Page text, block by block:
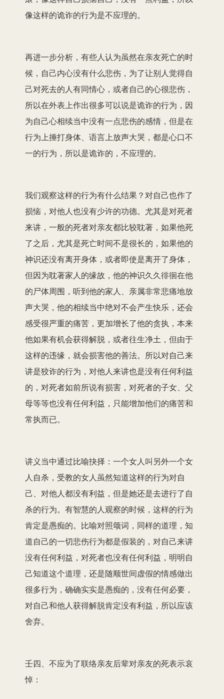
像这样的诡诈的行为是不应理的。
再进一步分析，有些人认为虽然在亲友死亡的时
候，自己内心没有什么悲伤，为了让别人觉得自
己对死去的人有同情心，或者自己的心很悲伤，
所以在外表上作出很多可以说是诡诈的行为，因
为自己心相续当中没有一点悲伤的感情，但是在
行为上捶打身体、语言上放声大哭，都是心口不
一的行为，所以是诡诈的，不应理的。
我们观察这样的行为有什么结果？对自己也作了
损恼，对他人也没有少许的功德。尤其是对死者
来讲，一般的死者对亲友都比较耽著，如果他死
了之后，尤其是死亡时间不是很长的，如果他的
神识还没有离开身体，或者即使是离开了身体，
但因为耽著家人的缘故，他的神识久久徘徊在他
的尸体周围，听到他的家人、亲属非常悲痛地放
声大哭，他的相续当中绝对不会产生快乐，还会
感受很严重的痛苦，更加增长了他的贪执，本来
他如果有机会获得解脱，或者往生净土，但由于
这样的违缘，就会损害他的善法。所以对自己来
讲是狡诈的行为，对他人来讲也是没有任何利益
的，对死者如前所说有损害，对死者的子女、父
母等等也没有任何利益，只能增加他们的痛苦和
常执而已。
讲义当中通过比喻抉择：一个女人叫另外一个女
人自杀，受教的女人虽然知道这样的行为对自
己、对他人都没有利益，但是她还是去进行了自
杀的行为。有智慧的人观察的时候，这样的行为
肯定是愚痴的。比喻对照颂词，同样的道理，知
道自己的一切悲伤行为都是假装的，对自己来讲
没有任何利益，对死者也没有任何利益，明明自
己知道这个道理，还是随顺世间虚假的情感做出
很多行为，确确实实是愚痴的，没有任何必要，
对自己和他人获得解脱肯定没有利益，所以应该
舍弃。
壬四、不应为了联络亲友后辈对亲友的死表示哀
悼：